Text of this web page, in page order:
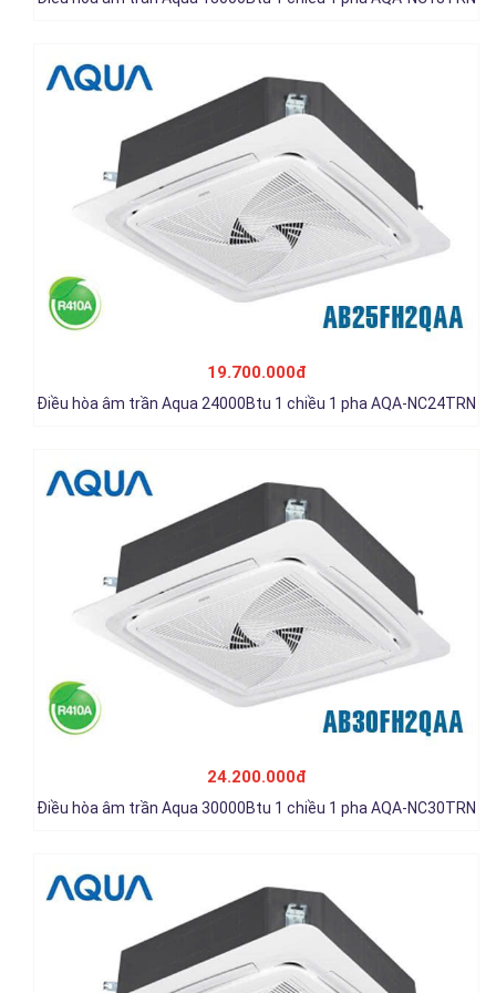
19.700.000đ
Điều hòa âm trần Aqua 24000Btu 1 chiều 1 pha AQA-NC24TRN
24.200.000đ
Điều hòa âm trần Aqua 30000Btu 1 chiều 1 pha AQA-NC30TRN
Điều hòa âm trần Aqua 30000Btu 1 chiều 1 pha AQA-NC30TRN
24.200.000đ
Chi tiết
Điều hòa âm trần Aqua 36000Btu 1 chiều 3 pha AQA-NC36TRN
26.400.000đ
Chi tiết